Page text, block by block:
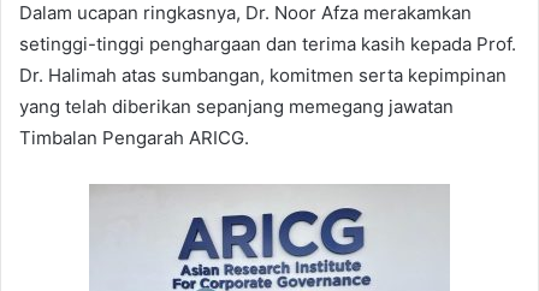
Dalam ucapan ringkasnya, Dr. Noor Afza merakamkan
setinggi-tinggi penghargaan dan terima kasih kepada Prof.
Dr. Halimah atas sumbangan, komitmen serta kepimpinan
yang telah diberikan sepanjang memegang jawatan
Timbalan Pengarah ARICG.